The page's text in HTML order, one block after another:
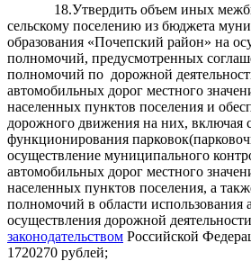
18.Утвердить объем иных
сельскому поселению из бюджета
образования «Почепский район» на
полномочий, предусмотренных
полномочий по дорожной
автомобильных дорог местного
населенных пунктов поселения и
дорожного движения на них, включая
функционирования
осуществление муниципального
автомобильных дорог местного
населенных пунктов поселения, а
полномочий в области использования
осуществления дорожной
законодательством Российской
1720270 рублей;